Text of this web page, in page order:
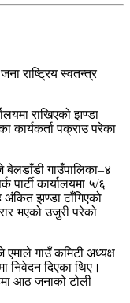
राष्ट्रिय स्वतन्त्र
राखिएको झण्डा
कार्यकर्ता पक्राउ परेका
गाउँपालिका–४
पार्टी कार्यालयमा ५/६
झण्डा टाँगिएको
भएको उजुरी परेको
गाउँ कमिटी अध्यक्ष
निवेदन दिएका थिए।
आठ जनाको टोली